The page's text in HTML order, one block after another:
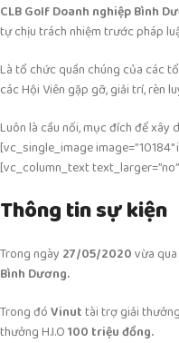
CLB Golf Doanh nghiệp Bình
tự chịu trách nhiệm trước pháp
Là tổ chức quần chúng của các
các Hội Viên gặp gỡ, giải trí, rèn
Luôn là cầu nối, mục đích để xây
[vc_single_image
[vc_column_text
Thông tin sự kiện
Trong ngày 27/05/2020vừa
Bình Dương.
Trong đóVinuttài trợ giải
thưởng H.I.O100 triệu đồng.